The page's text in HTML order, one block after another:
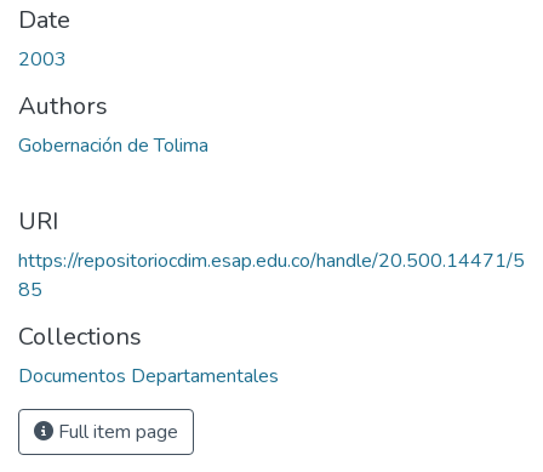
Date
2003
Authors
Gobernación de Tolima
URI
https://repositoriocdim.esap.edu.co/handle/20.500.14471/5
85
Collections
Documentos Departamentales
Full item page